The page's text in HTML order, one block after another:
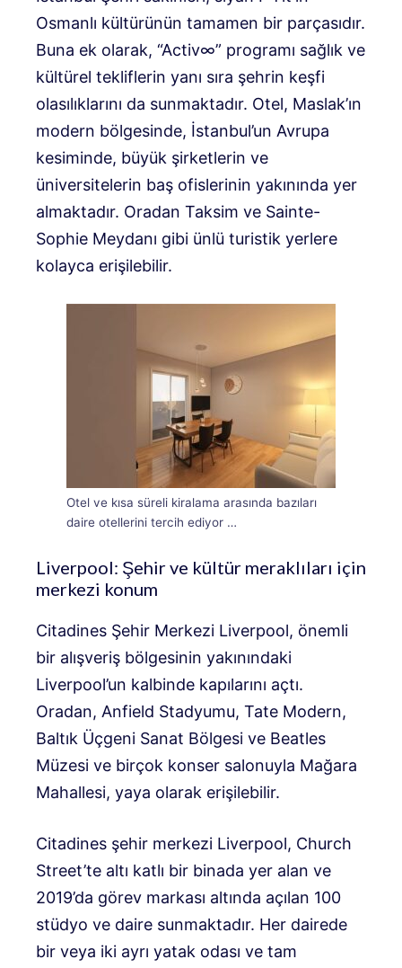
Osmanlı kültürünün tamamen bir parçasıdır.
Buna ek olarak, “Activ∞” programı sağlık ve
kültürel tekliflerin yanı sıra şehrin keşfi
olasılıklarını da sunmaktadır. Otel, Maslak’ın
modern bölgesinde, İstanbul’un Avrupa
kesiminde, büyük şirketlerin ve
üniversitelerin baş ofislerinin yakınında yer
almaktadır. Oradan Taksim ve Sainte-
Sophie Meydanı gibi ünlü turistik yerlere
kolayca erişilebilir.
Otel ve kısa süreli kiralama arasında bazıları
daire otellerini tercih ediyor …
Liverpool: Şehir ve kültür meraklıları için
merkezi konum
Citadines Şehir Merkezi Liverpool, önemli
bir alışveriş bölgesinin yakınındaki
Liverpool’un kalbinde kapılarını açtı.
Oradan, Anfield Stadyumu, Tate Modern,
Baltık Üçgeni Sanat Bölgesi ve Beatles
Müzesi ve birçok konser salonuyla Mağara
Mahallesi, yaya olarak erişilebilir.
Citadines şehir merkezi Liverpool, Church
Street’te altı katlı bir binada yer alan ve
2019’da görev markası altında açılan 100
stüdyo ve daire sunmaktadır. Her dairede
bir veya iki ayrı yatak odası ve tam